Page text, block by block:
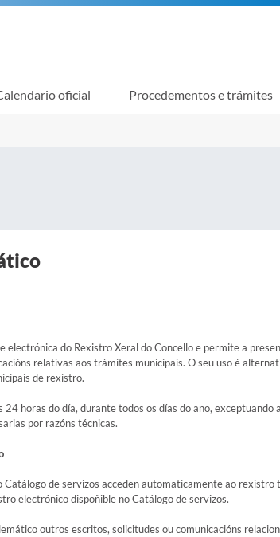
oficial Procedementos e trámites
electrónica do Rexistro Xeral do Concello e permite a
relativas aos trámites municipais. O seu uso é
de rexistro.
horas do día, durante todos os días do ano, exceptuando
por razóns técnicas.
Catálogo de servizos acceden automaticamente ao rexistro
electrónico dispoñible no Catálogo de servizos.
outros escritos, solicitudes ou comunicacións